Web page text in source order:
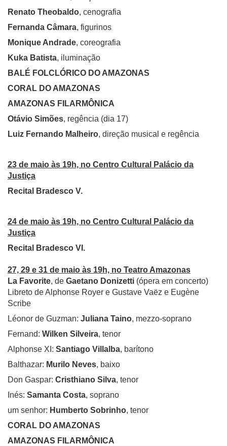
Renato Theobaldo, cenografia
Fernanda Câmara, figurinos
Monique Andrade, coreografia
Kuka Batista, iluminação
BALÉ FOLCLÓRICO DO AMAZONAS
CORAL DO AMAZONAS
AMAZONAS FILARMÔNICA
Otávio Simões, regência (dia 17)
Luiz Fernando Malheiro, direção musical e regência
23 de maio às 19h, no Centro Cultural Palácio da
Justiça
Recital Bradesco V.
24 de maio às 19h, no Centro Cultural Palácio da
Justiça
Recital Bradesco VI.
27, 29 e 31 de maio às 19h, no Teatro Amazonas
La Favorite, de Gaetano Donizetti (ópera em concerto)
Libreto de Alphonse Royer e Gustave Vaëz e Eugène
Scribe
Léonor de Guzman: Juliana Taino, mezzo-soprano
Fernand: Wilken Silveira, tenor
Alphonse XI: Santiago Villalba, barítono
Balthazar: Murilo Neves, baixo
Don Gaspar: Cristhiano Silva, tenor
Inés: Samanta Costa, soprano
um senhor: Humberto Sobrinho, tenor
CORAL DO AMAZONAS
AMAZONAS FILARMÔNICA